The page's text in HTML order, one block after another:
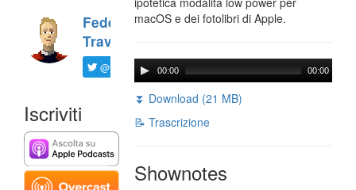
Federico
Travaini
@ftrava
Iscriviti
macOS e dei fotolibri di Apple.
00:00 00:00
⏬ Download (21 MB)
📝 Trascrizione
Shownotes